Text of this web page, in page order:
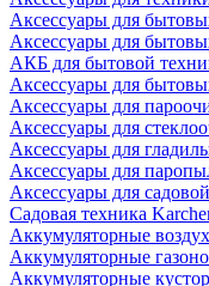
Аксессуары для
Аксессуары для
АКБ для бытовой
Аксессуары для
Аксессуары для
Аксессуары для
Аксессуары для
Аксессуары для
Аксессуары для
Садовая техника
Аккумуляторные
Аккумуляторные
Аккумуляторные